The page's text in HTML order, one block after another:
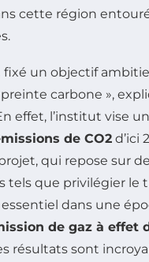
cette région
fixé un objectif
carbone »,
effet, l’institut vise
de CO2 d’ici
projet, qui repose sur
tels que privilégier le
essentiel dans une
de gaz à effet
résultats sont